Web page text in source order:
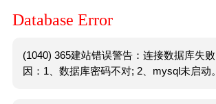
Database Error
(1040) 365建站错误警告：连接数据库失
因：1、数据库密码不对; 2、mysql未启动。